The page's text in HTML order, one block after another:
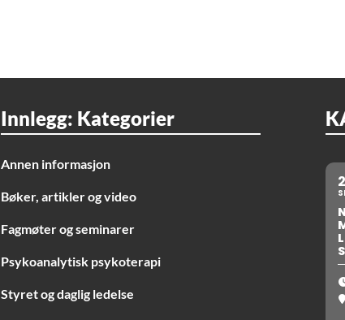
Innlegg: Kategorier
Annen informasjon
Bøker, artikler og video
Fagmøter og seminarer
Psykoanalytisk psykoterapi
Styret og daglig ledelse